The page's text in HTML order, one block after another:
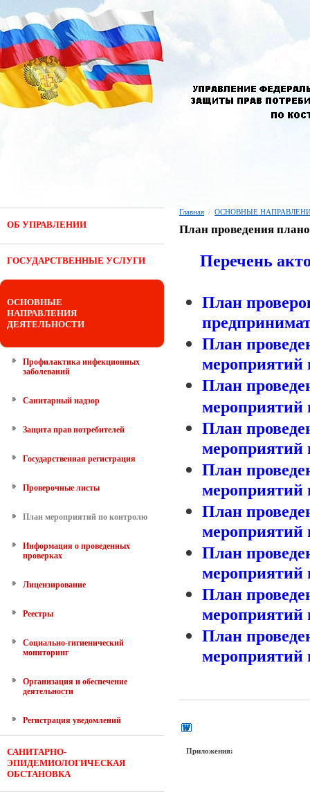
ОБ УПРАВЛЕНИИ
ГОСУДАРСТВЕННЫЕ УСЛУГИ
ОСНОВНЫЕ
НАПРАВЛЕНИЯ
ДЕЯТЕЛЬНОСТИ
Профилактика инфекционных
заболеваний
Санитарный надзор
Защита прав потребителей
Государственная регистрация
Проверочные листы
План мероприятий по контролю
Информация о проведенных
проверках
Лицензирование
Реестры
Социально-гигиенический
мониторинг
Организация и обеспечение
деятельности
Регистрация уведомлений
САНИТАРНО-
ЭПИДЕМИОЛОГИЧЕСКАЯ
ОБСТАНОВКА
Главная / ОСНОВНЫЕ
План проведения
Перечень
План
План
мероприятий
План
мероприятий
План
мероприятий
План
мероприятий
План
мероприятий
План
мероприятий
План
мероприятий
План
мероприятий
Приложения: